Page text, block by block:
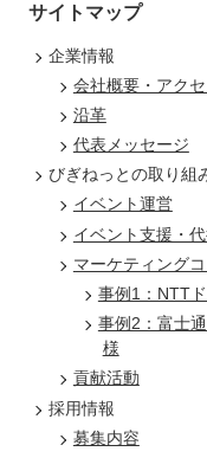
サイトマップ
企業情報
会社概要・アクセ
沿革
代表メッセージ
びぎねっとの取り組
イベント運営
イベント支援・
マーケティング
事例1：NTT
事例2：富士
様
貢献活動
採用情報
募集内容